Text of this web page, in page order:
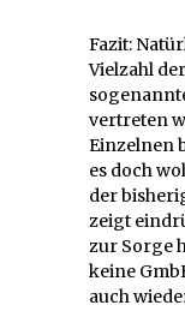
Fazit:
Vielzahl
vertreten
Einzelnen
es doch
der
zeigt
zur Sorge
keine
auch